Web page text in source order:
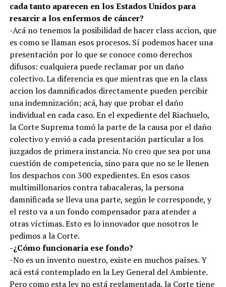
cada tanto aparecen en los Estados Unidos para
resarcir a los enfermos de cáncer?
-Acá no tenemos la posibilidad de hacer class accion, que
es como se llaman esos procesos. Sí podemos hacer una
presentación por lo que se conoce como derechos
difusos: cualquiera puede reclamar por un daño
colectivo. La diferencia es que mientras que en la class
accion los damnificados directamente pueden percibir
una indemnización; acá, hay que probar el daño
individual en cada caso. En el expediente del Riachuelo,
la Corte Suprema tomó la parte de la causa por el daño
colectivo y envió a cada presentación particular a los
juzgados de primera instancia. No creo que sea por una
cuestión de competencia, sino para que no se le llenen
los despachos con 300 expedientes. En esos casos
multimillonarios contra tabacaleras, la persona
damnificada se lleva una parte, según le corresponde, y
el resto va a un fondo compensador para atender a
otras víctimas. Esto es lo innovador que nosotros le
pedimos a la Corte.
-¿Cómo funcionaría ese fondo?
-No es un invento nuestro, existe en muchos países. Y
acá está contemplado en la Ley General del Ambiente.
Pero como esta ley no está reglamentada, la Corte tiene